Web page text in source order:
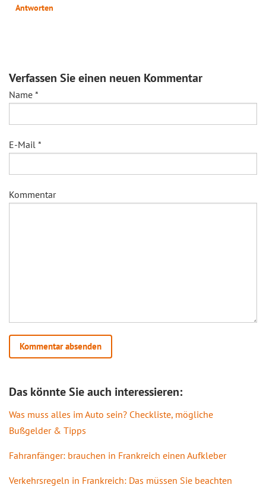
Antworten
Verfassen Sie einen neuen Kommentar
Name *
E-Mail *
Kommentar
Das könnte Sie auch interessieren:
Was muss alles im Auto sein? Checkliste, mögliche
Bußgelder & Tipps
Fahranfänger: brauchen in Frankreich einen Aufkleber
Verkehrsregeln in Frankreich: Das müssen Sie beachten